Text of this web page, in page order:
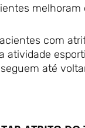
com
atividade
até